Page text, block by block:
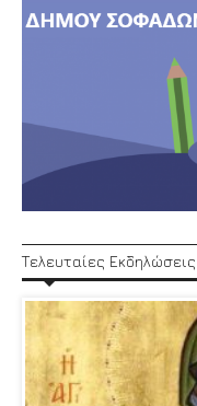
Τελευταίες Εκδηλώσεις